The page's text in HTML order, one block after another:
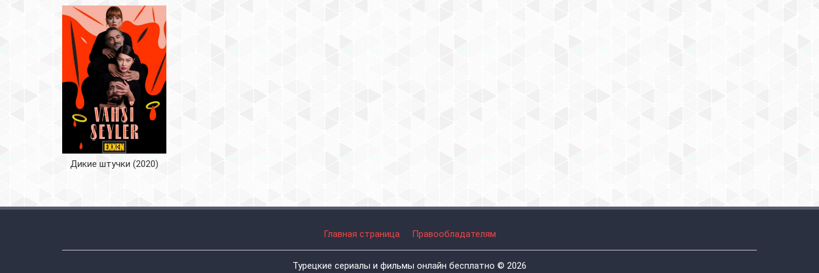
Дикие штучки (2020)
Главная страница Правообладателям
Турецкие сериалы и фильмы онлайн бесплатно © 2026